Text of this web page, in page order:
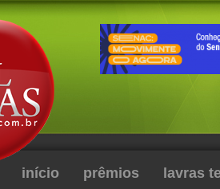
início prêmios lavras